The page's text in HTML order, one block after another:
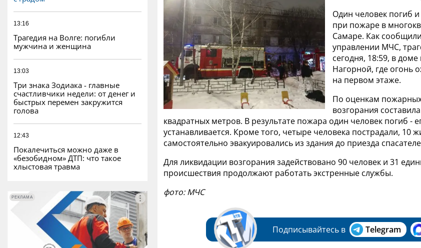
13:16
Трагедия на Волге: погибли
мужчина и женщина
13:03
Три знака Зодиака - главные
счастливчики недели: от денег и
быстрых перемен закружится
голова
12:43
Покалечиться можно даже в
«безобидном» ДТП: что такое
хлыстовая травма
РЕКЛАМА РЕКЛАМА
Один человек погиб
при пожаре в
Самаре. Как
управлении МЧС,
сегодня, 18:59, в
Нагорной, где огонь
на первом этаже.
По оценкам
возгорания
квадратных метров. В результате пожара один человек погиб -
устанавливается. Кроме того, четыре человека пострадали, 10
самостоятельно эвакуировались из здания до приезда
Для ликвидации возгорания задействовано 90 человек и 31
происшествия продолжают работать экстренные службы.
фото: МЧС
Подписывайтесь в Telegram